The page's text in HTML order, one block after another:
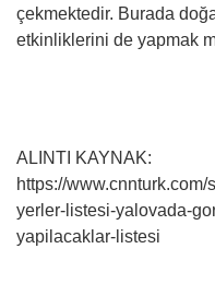
çekmektedir. Burada
etkinliklerini de yapmak
ALINTI KAYNAK:
https://
yerler-listesi-yalovada-
yapilacaklar-listesi